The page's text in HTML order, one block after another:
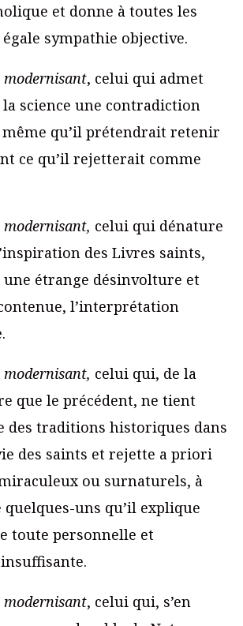
et donne à toutes les
sympathie objective.
, celui qui admet
science une contradiction
qu’il prétendrait retenir
ce qu’il rejetterait comme
celui qui dénature
des Livres saints,
une étrange désinvolture et
l’interprétation
celui qui, de la
que le précédent, ne tient
des traditions historiques dans
des saints et rejette a priori
ou surnaturels, à
quelques-uns qu’il explique
toute personnelle et
, celui qui, s’en